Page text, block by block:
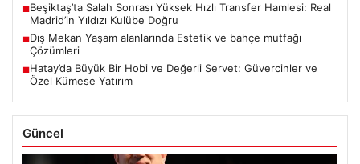
■Beşiktaş’ta Salah Sonrası Yüksek Hızlı Transfer Hamlesi: Real
Madrid’in Yıldızı Kulübe Doğru
■Dış Mekan Yaşam alanlarında Estetik ve bahçe mutfağı
Çözümleri
■Hatay’da Büyük Bir Hobi ve Değerli Servet: Güvercinler ve
Özel Kümese Yatırım
Güncel